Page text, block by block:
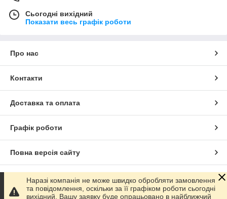
Сьогодні вихідний
Показати весь графік роботи
Про нас
Контакти
Доставка та оплата
Графік роботи
Повна версія сайту
Сайт створено на маркетплейсі Prom.ua
Наразі компанія не може швидко обробляти замовлення
та повідомлення, оскільки за її графіком роботи сьогодні
вихідний. Вашу заявку буде опрацьовано в найближчий